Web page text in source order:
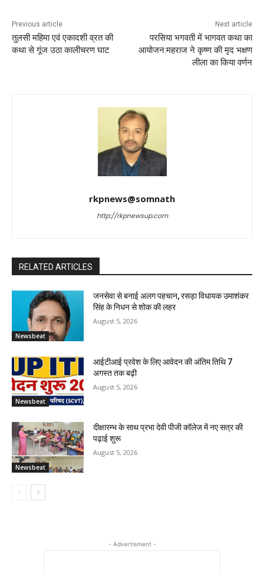
Previous article
तुलसी महिमा एवं एकादशी व्रत की
कथा से गूंज उठा कालीचरण घाट
Next article
परसिया भगवती में भागवत कथा का
आयोजन:महराज ने कृष्ण की मृद भक्षण
लीला का किया वर्णन
rkpnews@somnath
http://rkpnewsup.com
RELATED ARTICLES
Newsbeat
जनसेवा से बनाई अलग पहचान, रसड़ा विधायक उमाशंकर
सिंह के निधन से शोक की लहर
August 5, 2026
Newsbeat
आईटीआई प्रवेश के लिए आवेदन की अंतिम तिथि 7
अगस्त तक बढ़ी
August 5, 2026
Newsbeat
दीक्षारम्भ के साथ प्रभा देवी पीजी कॉलेज में नए सत्र की
पढ़ाई शुरू
August 5, 2026
- Advertisment -